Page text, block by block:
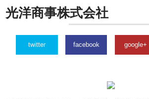
光洋商事株式会社
twitter facebook google+